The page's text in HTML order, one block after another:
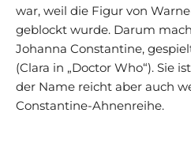
war, weil die Figur von
geblockt wurde. Darum
Johanna Constantine,
(Clara in „Doctor Who“). Sie
der Name reicht aber auch
Constantine-Ahnenreihe.